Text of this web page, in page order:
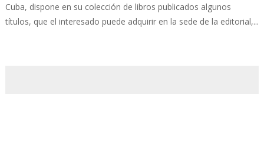
Cuba, dispone en su colección de libros publicados algunos
títulos, que el interesado puede adquirir en la sede de la editorial,...